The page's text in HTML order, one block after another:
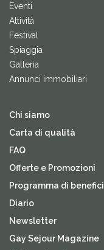
Eventi
Attività
Festival
Spiaggia
Galleria
Annunci immobiliari
Chi siamo
Carta di qualità
FAQ
Offerte e Promozioni
Programma di benefici
Diario
Newsletter
Gay Sejour Magazine